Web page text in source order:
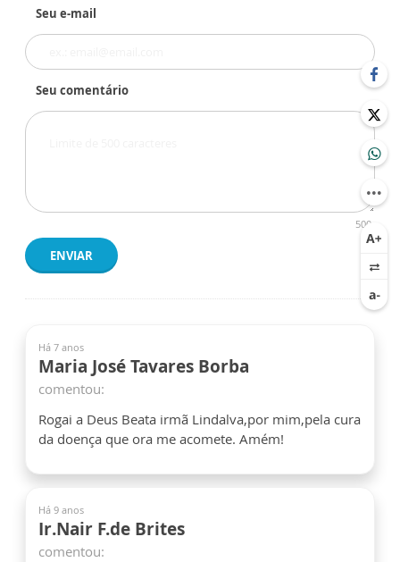
Seu e-mail
Seu comentário
500
ENVIAR
Há 7 anos
Maria José Tavares Borba
comentou:
Rogai a Deus Beata irmã Lindalva,por mim,pela cura
da doença que ora me acomete. Amém!
Há 9 anos
Ir.Nair F.de Brites
comentou: